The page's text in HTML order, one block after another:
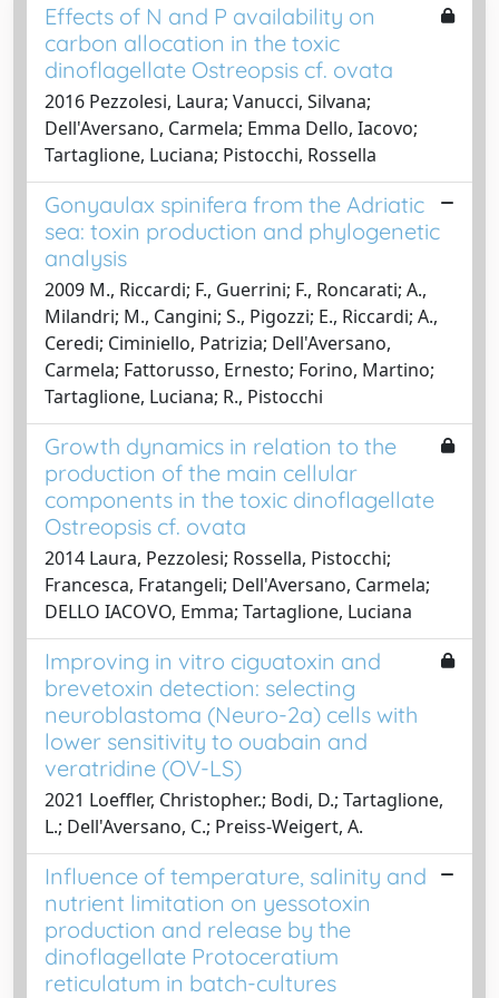
Effects of N and P availability on
carbon allocation in the toxic
dinoflagellate Ostreopsis cf. ovata
2016 Pezzolesi, Laura; Vanucci, Silvana;
Dell'Aversano, Carmela; Emma Dello, Iacovo;
Tartaglione, Luciana; Pistocchi, Rossella
Gonyaulax spinifera from the Adriatic
sea: toxin production and phylogenetic
analysis
2009 M., Riccardi; F., Guerrini; F., Roncarati; A.,
Milandri; M., Cangini; S., Pigozzi; E., Riccardi; A.,
Ceredi; Ciminiello, Patrizia; Dell'Aversano,
Carmela; Fattorusso, Ernesto; Forino, Martino;
Tartaglione, Luciana; R., Pistocchi
Growth dynamics in relation to the
production of the main cellular
components in the toxic dinoflagellate
Ostreopsis cf. ovata
2014 Laura, Pezzolesi; Rossella, Pistocchi;
Francesca, Fratangeli; Dell'Aversano, Carmela;
DELLO IACOVO, Emma; Tartaglione, Luciana
Improving in vitro ciguatoxin and
brevetoxin detection: selecting
neuroblastoma (Neuro-2a) cells with
lower sensitivity to ouabain and
veratridine (OV-LS)
2021 Loeffler, Christopher.; Bodi, D.; Tartaglione,
L.; Dell'Aversano, C.; Preiss-Weigert, A.
Influence of temperature, salinity and
nutrient limitation on yessotoxin
production and release by the
dinoflagellate Protoceratium
reticulatum in batch-cultures